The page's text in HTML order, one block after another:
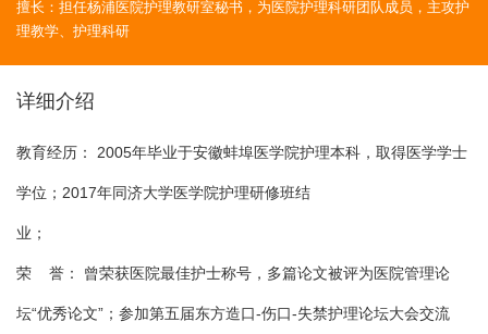
擅长：担任杨浦医院护理教研室秘书，为医院护理科研团队成员，主攻护
理教学、护理科研
详细介绍
教育经历： 2005年毕业于安徽蚌埠医学院护理本科，取得医学学士
学位； 2017年同济大学医学院护理研修班结
业；
荣 誉： 曾荣获医院最佳护士称号，多篇论文被评为医院管理论
坛“优秀论文”；参加第五届东方造口-伤口-失禁护理论坛大会交流